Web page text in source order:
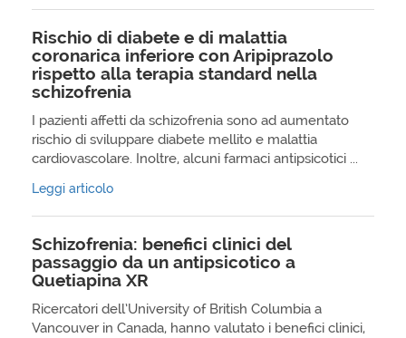
Rischio di diabete e di malattia
coronarica inferiore con Aripiprazolo
rispetto alla terapia standard nella
schizofrenia
I pazienti affetti da schizofrenia sono ad aumentato
rischio di sviluppare diabete mellito e malattia
cardiovascolare. Inoltre, alcuni farmaci antipsicotici ...
Leggi articolo
Schizofrenia: benefici clinici del
passaggio da un antipsicotico a
Quetiapina XR
Ricercatori dell’University of British Columbia a
Vancouver in Canada, hanno valutato i benefici clinici,